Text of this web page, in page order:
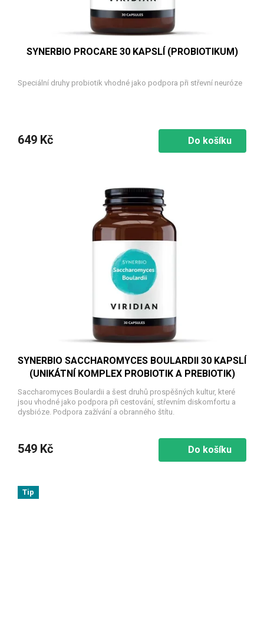
SYNERBIO PROCARE 30 KAPSLÍ (PROBIOTIKUM)
Speciální druhy probiotik vhodné jako podpora při střevní neuróze
649 Kč Do košíku
SYNERBIO SACCHAROMYCES BOULARDII 30 KAPSLÍ
(UNIKÁTNÍ KOMPLEX PROBIOTIK A PREBIOTIK)
Saccharomyces Boulardii a šest druhů prospěšných kultur, které
jsou vhodné jako podpora při cestování, střevním diskomfortu a
dysbióze. Podpora zažívání a obranného štítu.
549 Kč Do košíku
Tip